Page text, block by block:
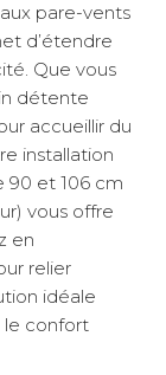
pare-vents
d’étendre
Que vous
détente
accueillir du
installation
90 et 106 cm
vous offre
en
relier
idéale
le confort